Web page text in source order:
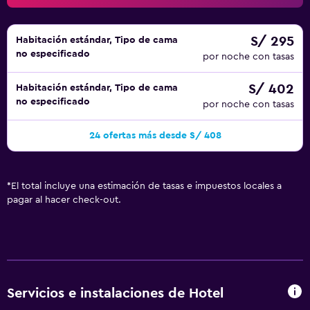
Habitación estándar, Tipo de cama
no especificado
S/ 295
por noche con tasas
Habitación estándar, Tipo de cama
no especificado
S/ 402
por noche con tasas
24 ofertas más desde S/ 408
* El total incluye una estimación de tasas e impuestos locales a
pagar al hacer check-out.
Servicios e instalaciones de Hotel